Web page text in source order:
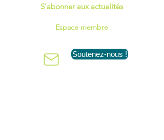
S'abonner aux actualités
Espace membre
Soutenez-nous !